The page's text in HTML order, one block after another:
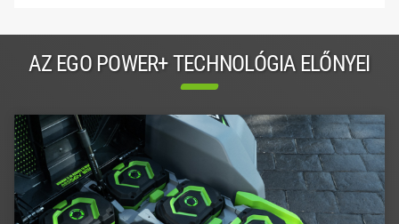
AZ EGO POWER+ TECHNOLÓGIA ELŐNYEI